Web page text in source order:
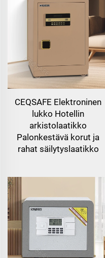
CEQSAFE Elektroninen
lukko Hotellin
arkistolaatikko
Palonkestävä korut ja
rahat säilytyslaatikko